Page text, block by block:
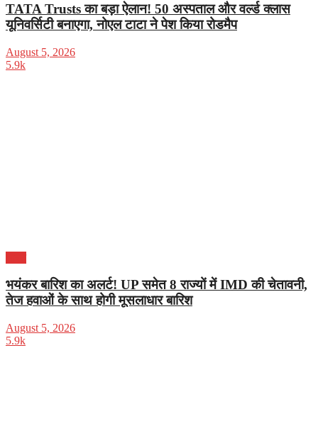
TATA Trusts का बड़ा ऐलान! 50 अस्पताल और वर्ल्ड क्लास
यूनिवर्सिटी बनाएगा, नोएल टाटा ने पेश किया रोडमैप
August 5, 2026
5.9k
भयंकर बारिश का अलर्ट! UP समेत 8 राज्यों में IMD की चेतावनी,
तेज हवाओं के साथ होगी मूसलाधार बारिश
August 5, 2026
5.9k